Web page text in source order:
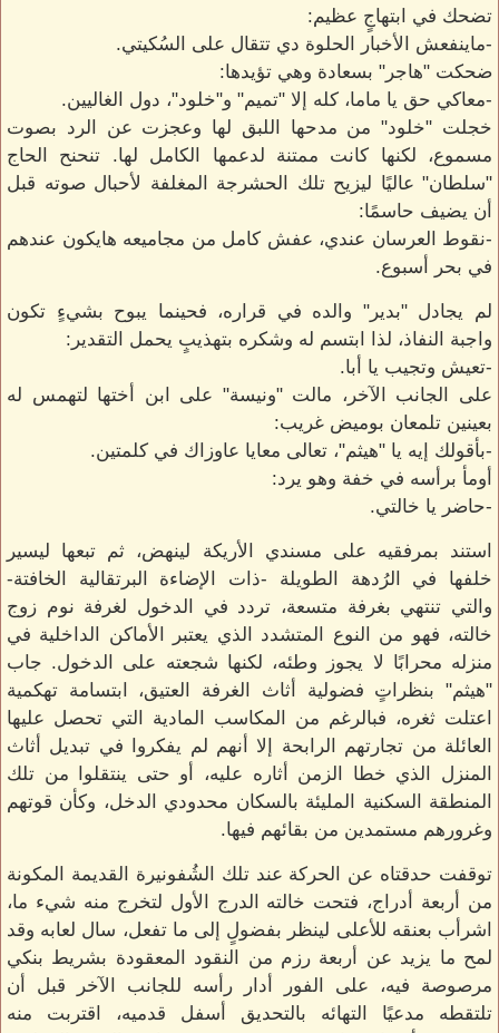
تضحك في ابتهاجٍ عظيم:
-ماينفعش الأخبار الحلوة دي تتقال على السُكيتي.
ضحكت "هاجر" بسعادة وهي تؤيدها:
-معاكي حق يا ماما، كله إلا "تميم" و"خلود"، دول الغاليين.
خجلت "خلود" من مدحها اللبق لها وعجزت عن الرد بصوت
مسموع، لكنها كانت ممتنة لدعمها الكامل لها. تنحنح الحاج
"سلطان" عاليًا ليزيح تلك الحشرجة المغلفة لأحبال صوته قبل
أن يضيف حاسمًا:
-نقوط العرسان عندي، عفش كامل من مجاميعه هايكون عندهم
في بحر أسبوع.
لم يجادل "بدير" والده في قراره، فحينما يبوح بشيءٍ تكون
واجبة النفاذ، لذا ابتسم له وشكره بتهذيبٍ يحمل التقدير:
-تعيش وتجيب يا أبا.
على الجانب الآخر، مالت "ونيسة" على ابن أختها لتهمس له
بعينين تلمعان بوميض غريب:
-بأقولك إيه يا "هيثم"، تعالى معايا عاوزاك في كلمتين.
أومأ برأسه في خفة وهو يرد:
-حاضر يا خالتي.
استند بمرفقيه على مسندي الأريكة لينهض، ثم تبعها ليسير
خلفها في الرُدهة الطويلة -ذات الإضاءة البرتقالية الخافتة-
والتي تنتهي بغرفة متسعة، تردد في الدخول لغرفة نوم زوج
خالته، فهو من النوع المتشدد الذي يعتبر الأماكن الداخلية في
منزله محرابًا لا يجوز وطئه، لكنها شجعته على الدخول. جاب
"هيثم" بنظراتٍ فضولية أثاث الغرفة العتيق، ابتسامة تهكمية
اعتلت ثغره، فبالرغم من المكاسب المادية التي تحصل عليها
العائلة من تجارتهم الرابحة إلا أنهم لم يفكروا في تبديل أثاث
المنزل الذي خطا الزمن أثاره عليه، أو حتى ينتقلوا من تلك
المنطقة السكنية المليئة بالسكان محدودي الدخل، وكأن قوتهم
وغرورهم مستمدين من بقائهم فيها.
توقفت حدقتاه عن الحركة عند تلك الشُفونيرة القديمة المكونة
من أربعة أدراج، فتحت خالته الدرج الأول لتخرج منه شيء ما،
اشرأب بعنقه للأعلى لينظر بفضولٍ إلى ما تفعل، سال لعابه وقد
لمح ما يزيد عن أربعة رزم من النقود المعقودة بشريط بنكي
مرصوصة فيه، على الفور أدار رأسه للجانب الآخر قبل أن
تلتقطه مدعيًا التهائه بالتحديق أسفل قدميه، اقتربت منه